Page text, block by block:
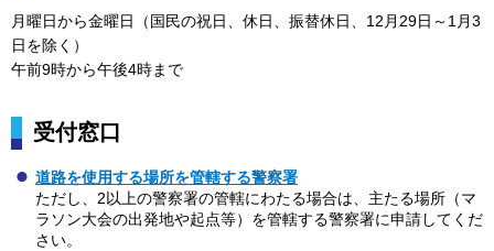
月曜日から金曜日（国民の祝日、休日、振替休日、12月29日～1月3
日を除く）
午前9時から午後4時まで
受付窓口
道路を使用する場所を管轄する警察署
ただし、2以上の警察署の管轄にわたる場合は、主たる場所（マ
ラソン大会の出発地や起点等）を管轄する警察署に申請してくだ
さい。